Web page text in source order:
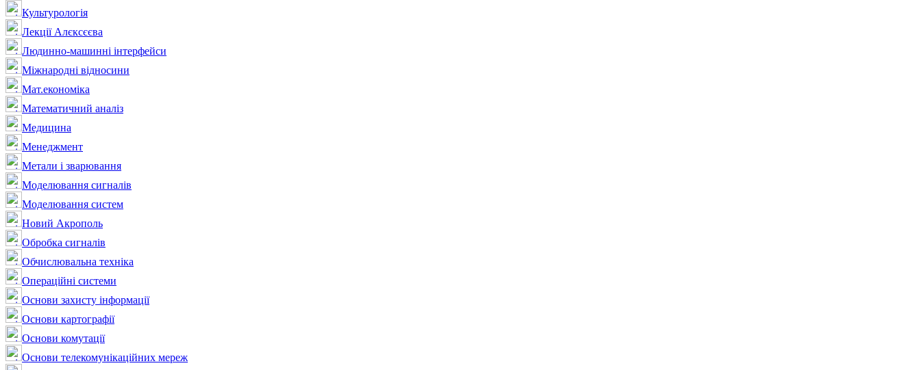
Культурологія
Лекції Алєксєєва
Людинно-машинні інтерфейси
Міжнародні відносини
Мат.економіка
Математичний аналіз
Медицина
Менеджмент
Метали і зварювання
Моделювання сигналів
Моделювання систем
Новий Акрополь
Обробка сигналів
Обчислювальна техніка
Операційні системи
Основи захисту інформації
Основи картографії
Основи комутації
Основи телекомунікаційних мереж